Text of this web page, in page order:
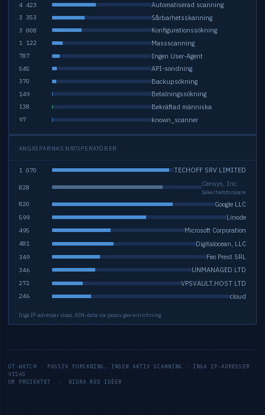
4 423 Automatiserad scanning
3 353 Sårbarhetsskanning
3 008 Konfigurationssökning
1 122 Massscanning
787 Ingen User-Agent
545 API-sondning
370 Backupsökning
149 Betalningssökning
138 Bekräftad människa
97 known_scanner
ANGRIPARNAS NÄTOPERATÖRER
1 070 TECHOFF SRV LIMITED
828 Censys, Inc.
Säkerhetsforskare
820 Google LLC
599 Linode
495 Microsoft Corporation
481 Digitalocean, LLC
349 Feo Prest SRL
346 UNMANAGED LTD
272 VPSVAULT.HOST LTD
246 cloud
Inga IP-adresser visas. ASN-data via passiv geo-enrichning.
OT·WATCH · PASSIV FORSKNING, INGEN AKTIV SCANNING · INGA IP-ADRESSER
VISAS
OM PROJEKTET · BIDRA MED IDÉER